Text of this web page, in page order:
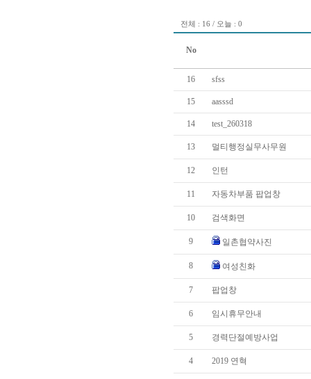
전체 : 16 / 오늘 : 0
No
16 sfss
15 aasssd
14 test_260318
13 멀티행정실무사무원
12 인턴
11 자동차부품 팝업창
10 검색화면
9 일촌협약사진
8 여성친화
7 팝업창
6 임시휴무안내
5 경력단절예방사업
4 2019 연혁